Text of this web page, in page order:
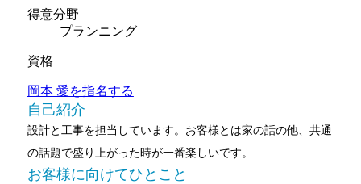
得意分野
プランニング
資格
岡本 愛を指名する
自己紹介
設計と工事を担当しています。お客様とは家の話の他、共通
の話題で盛り上がった時が一番楽しいです。
お客様に向けてひとこと